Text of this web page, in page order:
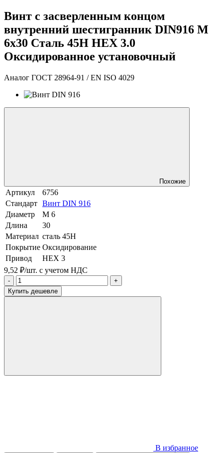
Винт с засверленным концом
внутренний шестигранник DIN916 М
6х30 Сталь 45Н HEX 3.0
Оксидированное установочный
Аналог ГОСТ 28964-91 / EN ISO 4029
Похожие
Артикул
6756
Стандарт Винт DIN 916
Диаметр
М 6
Длина
30
Материал сталь 45Н
Покрытие Оксидирование
Привод
HEX 3
9,52 ₽/шт. с учетом НДС
-
+
Купить дешевле
В избранное